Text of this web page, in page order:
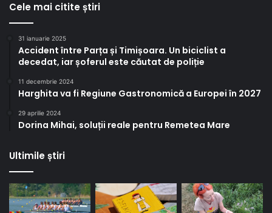
Cele mai citite știri
31 ianuarie 2025
Accident între Parța și Timișoara. Un biciclist a
decedat, iar șoferul este căutat de poliție
11 decembrie 2024
Harghita va fi Regiune Gastronomică a Europei în 2027
29 aprilie 2024
Dorina Mihai, soluții reale pentru Remetea Mare
Ultimile știri